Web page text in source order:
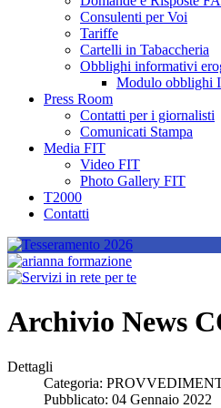
Consulenti per Voi
Tariffe
Cartelli in Tabaccheria
Obblighi informativi
Modulo obblighi
Press Room
Contatti per i giornalisti
Comunicati Stampa
Media FIT
Video FIT
Photo Gallery FIT
T2000
Contatti
Archivio News
Dettagli
Categoria:
Pubblicato: 04 Gennaio 2022